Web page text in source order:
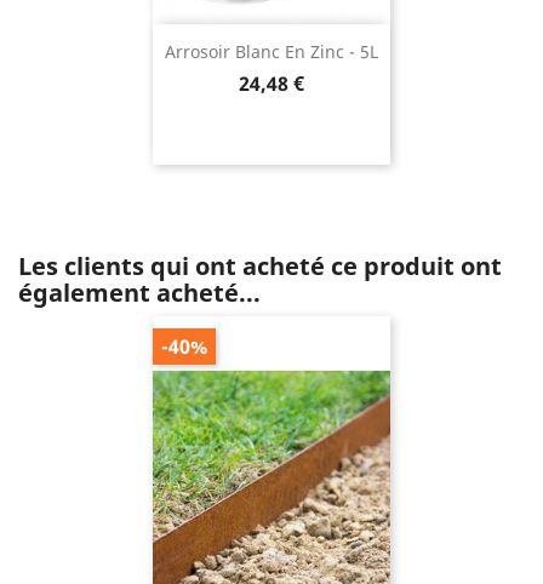
Arrosoir Blanc En Zinc - 5L
Prix
24,48 €
Les clients qui ont acheté ce produit ont
également acheté...
-40%